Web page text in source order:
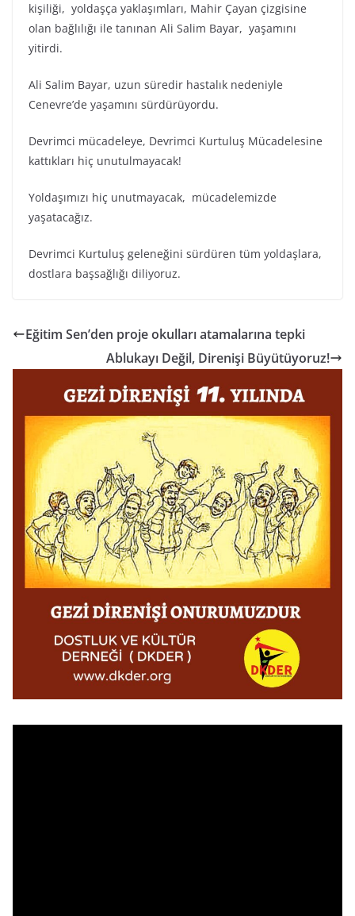
kişiliği, yoldaşça yaklaşımları, Mahir Çayan çizgisine
olan bağlılığı ile tanınan Ali Salim Bayar, yaşamını
yitirdi.
Ali Salim Bayar, uzun süredir hastalık nedeniyle
Cenevre’de yaşamını sürdürüyordu.
Devrimci mücadeleye, Devrimci Kurtuluş Mücadelesine
kattıkları hiç unutulmayacak!
Yoldaşımızı hiç unutmayacak, mücadelemizde
yaşatacağız.
Devrimci Kurtuluş geleneğini sürdüren tüm yoldaşlara,
dostlara başsağlığı diliyoruz.
Eğitim Sen’den proje okulları atamalarına tepki
Ablukayı Değil, Direnişi Büyütüyoruz!